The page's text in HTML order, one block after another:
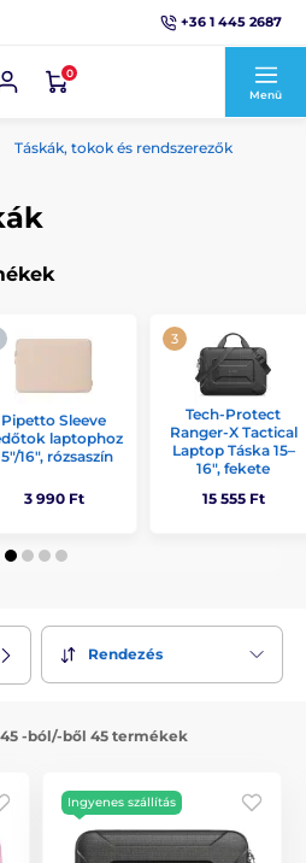
+36 1 445 2687
0
Menü
Táskák, tokok és rendszerezők
Pipetto Sleeve
laptophoz
16", rózsaszín
3 990 Ft
Tech-Protect
Ranger-X Tactical
Laptop Táska 15–
16", fekete
15 555 Ft
Rendezés
-ból/-ből 45 termékek
Ingyenes szállítás